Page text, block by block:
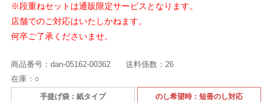
※段重ねセットは通販限定サービスとなります。
店舗でのご対応はいたしかねます。
何卒ご了承くださいませ。
商品番号： dan-05162-00362 送料係数： 26
在庫： ○
手提げ袋：紙タイプ のし希望時：短冊のし対応